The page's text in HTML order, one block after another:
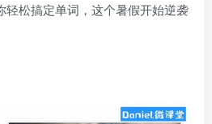
轻松搞定单词，这个暑假开始逆袭